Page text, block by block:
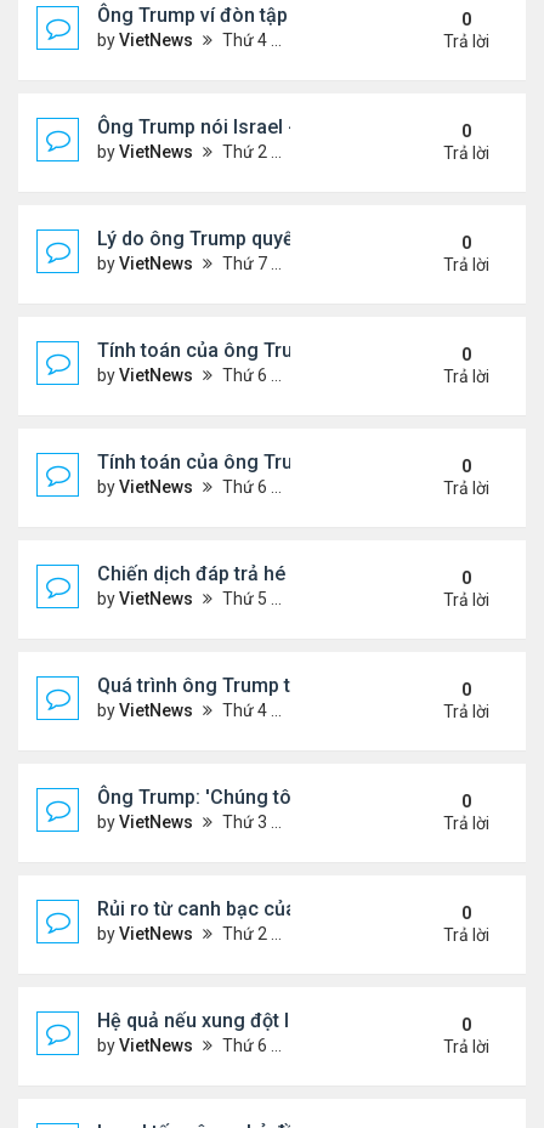
Ông Trump ví đòn tập kích Iran với vụ ném bom
byVietNews Thứ 4 Tháng 6 25, 2025 5:43 pm
0
Trả lời
Ông Trump nói Israel - Iran đạt thỏa thuận ngừng
byVietNews Thứ 2 Tháng 6 23, 2025 5:45 pm
0
Trả lời
Lý do ông Trump quyết định không kích Iran
byVietNews Thứ 7 Tháng 6 21, 2025 11:14 pm
0
Trả lời
Tính toán của ông Trump khi lùi quyết định can
byVietNews Thứ 6 Tháng 6 20, 2025 2:44 pm
0
Trả lời
Tính toán của ông Trump khi lùi quyết định can
byVietNews Thứ 6 Tháng 6 20, 2025 2:43 pm
0
Trả lời
Chiến dịch đáp trả hé lộ năng lực tên lửa thực sự
byVietNews Thứ 5 Tháng 6 19, 2025 4:25 pm
0
Trả lời
Quá trình ông Trump thay đổi lập trường về xung
byVietNews Thứ 4 Tháng 6 18, 2025 2:22 pm
0
Trả lời
Ông Trump: 'Chúng tôi đã kiểm soát hoàn toàn
byVietNews Thứ 3 Tháng 6 17, 2025 5:52 pm
0
Trả lời
Rủi ro từ canh bạc của Thủ tướng Israel khi tấn
byVietNews Thứ 2 Tháng 6 16, 2025 4:45 pm
0
Trả lời
Hệ quả nếu xung đột Israel - Iran lan rộng
byVietNews Thứ 6 Tháng 6 13, 2025 5:24 pm
0
Trả lời